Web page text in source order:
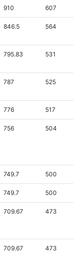
910 607
846.5 564
795.83 531
787 525
776 517
756 504
749.7 500
749.7 500
709.67 473
709.67 473